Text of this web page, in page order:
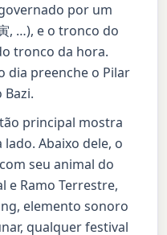
por um
, …), e o tronco do
tronco da hora.
dia preenche o Pilar
Bazi.
principal mostra
Abaixo dele, o
seu animal do
e Ramo Terrestre,
elemento sonoro
qualquer festival